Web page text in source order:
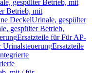
gespülter Betrieb, mit
Betrieb, mit
DeckelUrinale, gespülter
gespülter Betrieb,
Ersatzteile für Für AP-
Ersatzteile